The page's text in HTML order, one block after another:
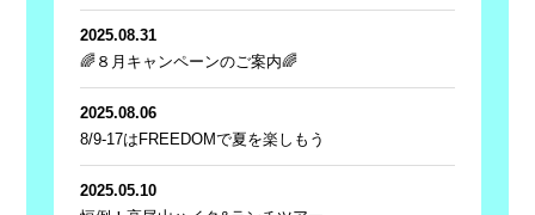
2025.08.31
🌈８月キャンペーンのご案内🌈
2025.08.06
8/9-17はFREEDOMで夏を楽しもう
2025.05.10